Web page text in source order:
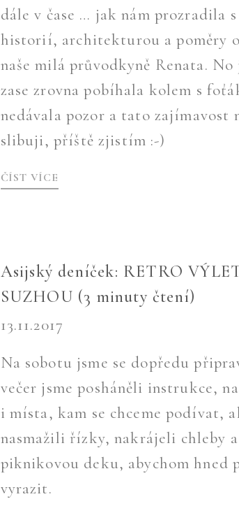
dále v čase … jak nám prozradila
historií, architekturou a poměry
naše milá průvodkyně Renata.
zase zrovna pobíhala kolem s
nedávala pozor a tato zajímavost
slibuji, příště zjistím :-)
ČÍST VÍCE
Asijský deníček: RETRO
SUZHOU (3 minuty čtení)
13.11.2017
Na sobotu jsme se dopředu
večer jsme posháněli instrukce,
i místa, kam se chceme podívat,
nasmažili řízky, nakrájeli chleby
piknikovou deku, abychom hned
vyrazit.